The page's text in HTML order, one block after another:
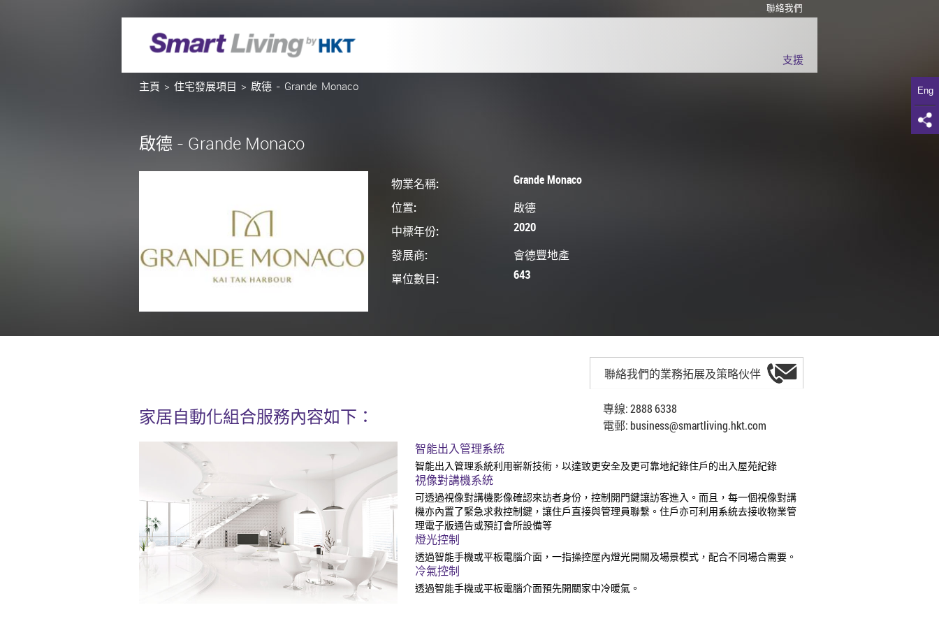
聯絡我們
支援
主頁 > 住宅發展項目 > 啟德 - Grande Monaco
啟德 - Grande Monaco
物業名稱: Grande Monaco
位置:
啟德
中標年份:
2020
發展商:
會德豐地產
單位數目:
643
聯絡我們的業務拓展及策略伙伴
專線: 2888 6338
電郵: business@smartliving.hkt.com
家居自動化組合服務內容如下：
智能出入管理系統
智能出入管理系統利用嶄新技術，以達致更安全及更可靠地紀錄住戶的出入屋苑紀錄
視像對講機系統
可透過視像對講機影像確認來訪者身份，控制開門鍵讓訪客進入。而且，每一個視像對講
機亦內置了緊急求救控制鍵，讓住戶直接與管理員聯繫。住戶亦可利用系統去接收物業管
理電子版通告或預訂會所設備等
燈光控制
透過智能手機或平板電腦介面，一指操控屋內燈光開關及場景模式，配合不同場合需要。
冷氣控制
透過智能手機或平板電腦介面預先開關家中冷暖氣。
Eng